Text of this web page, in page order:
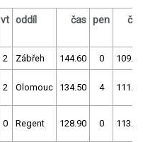
vt oddíl čas pen čas
2 Zábřeh 144.60 0 109.90
2 Olomouc 134.50 4 111.80
0 Regent 128.90 0 113.50